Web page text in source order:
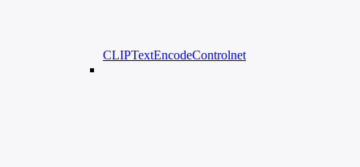
CLIPTextEncodeControlnet